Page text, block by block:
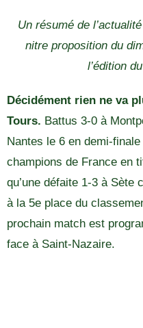
Un résumé de
nitre proposition du
l’édition
Décidément rien ne va
Tours. Battus 3-0 à
Nantes le 6 en demi-
champions de France en
qu’une défaite 1-3 à Sète
à la 5e place du
prochain match est
face à Saint-Nazaire.